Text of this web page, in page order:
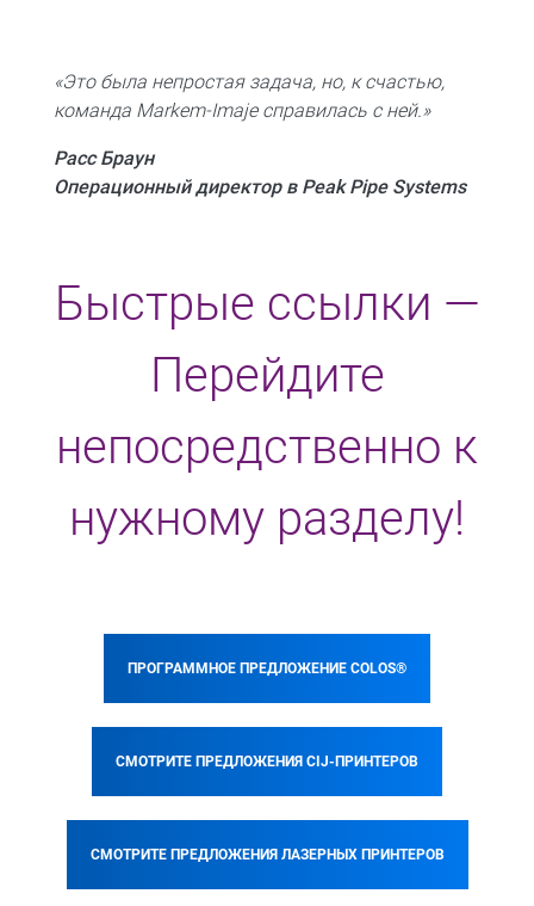
«Это была непростая задача, но, к счастью,
команда Markem-Imaje справилась с ней.»
Расс Браун
Операционный директор в Peak Pipe Systems
Быстрые ссылки —
Перейдите
непосредственно к
нужному разделу!
ПРОГРАММНОЕ ПРЕДЛОЖЕНИЕ COLOS®
СМОТРИТЕ ПРЕДЛОЖЕНИЯ CIJ-ПРИНТЕРОВ
СМОТРИТЕ ПРЕДЛОЖЕНИЯ ЛАЗЕРНЫХ ПРИНТЕРОВ